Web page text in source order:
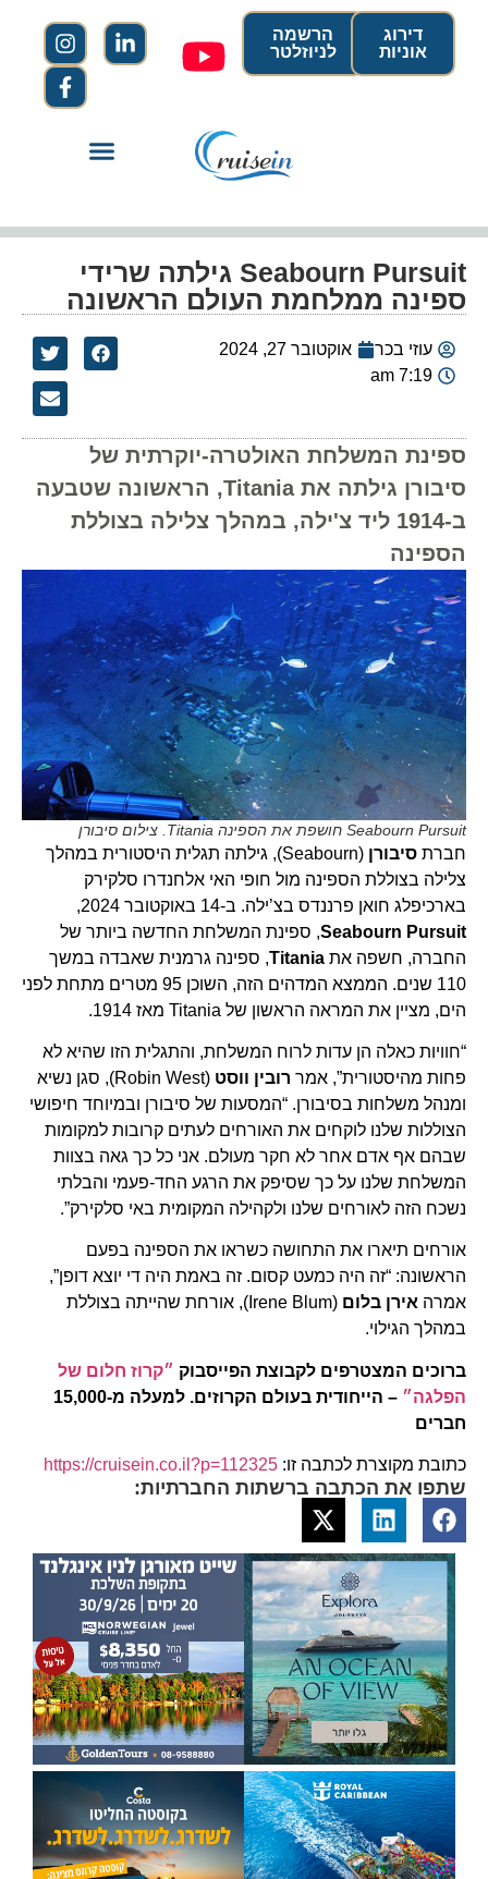
הרשמה
לניוזלטר
דירוג
אוניות
Seabourn Pursuit גילתה שרידי
ספינה ממלחמת העולם הראשונה
עוזי בכר
אוקטובר 27, 2024
7:19 am
ספינת המשלחת האולטרה-יוקרתית של
סיבורן גילתה את Titania, הראשונה שטבעה
ב-1914 ליד צ'ילה, במהלך צלילה בצוללת
הספינה
Seabourn Pursuit חושפת את הספינה Titania. צילום סיבורן
חברת סיבורן
(Seabourn), גילתה תגלית היסטורית במהלך
צלילה בצוללת הספינה מול חופי האי אלחנדרו סלקירק
בארכיפלג חואן פרננדס בצ’ילה. ב-14 באוקטובר 2024,
Seabourn Pursuit, ספינת המשלחת החדשה ביותר של
החברה, חשפה את Titania, ספינה גרמנית שאבדה במשך
110 שנים. הממצא המדהים הזה, השוכן 95 מטרים מתחת לפני
הים, מציין את המראה הראשון של Titania מאז 1914.
“חוויות כאלה הן עדות לרוח המשלחת, והתגלית הזו שהיא לא
פחות מהיסטורית”, אמר רובין ווסט
(Robin West), סגן נשיא
ומנהל משלחות בסיבורן. “המסעות של סיבורן ובמיוחד חיפושי
הצוללות שלנו לוקחים את האורחים לעתים קרובות למקומות
שבהם אף אדם אחר לא חקר מעולם. אני כל כך גאה בצוות
המשלחת שלנו על כך שסיפק את הרגע החד-פעמי והבלתי
נשכח הזה לאורחים שלנו ולקהילה המקומית באי סלקירק”.
אורחים תיארו את התחושה כשראו את הספינה בפעם
הראשונה: “זה היה כמעט קסום. זה באמת היה די יוצא דופן”,
אמרה אירן בלום
(Irene Blum), אורחת שהייתה בצוללת
במהלך הגילוי.
ברוכים המצטרפים לקבוצת הפייסבוק ״קרוז חלום של
הפלגה״
– הייחודית בעולם הקרוזים. למעלה מ-15,000
חברים
כתובת מקוצרת לכתבה זו: https://cruisein.co.il?p=112325
שתפו את הכתבה ברשתות החברתיות: